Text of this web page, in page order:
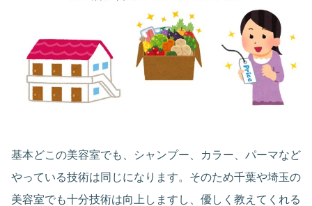
基本どこの美容室でも、シャンプー、カラー、パーマなど
やっている技術は同じになります。そのため千葉や埼玉の
美容室でも十分技術は向上しますし、優しく教えてくれる